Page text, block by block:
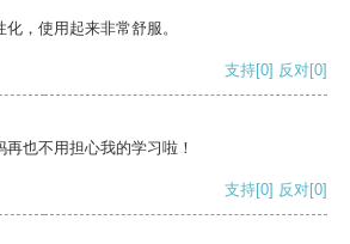
，使用起来非常舒服。
支持[0] 反对[0]
也不用担心我的学习啦！
支持[0] 反对[0]